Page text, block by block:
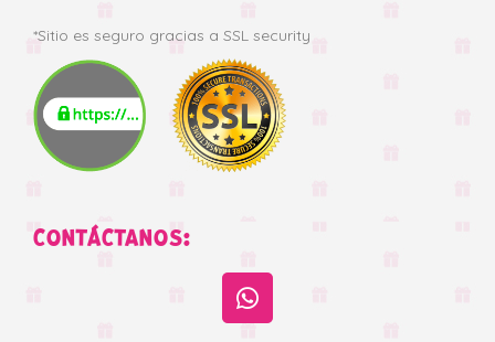
*Sitio es seguro gracias a SSL security
CONTÁCTANOS: